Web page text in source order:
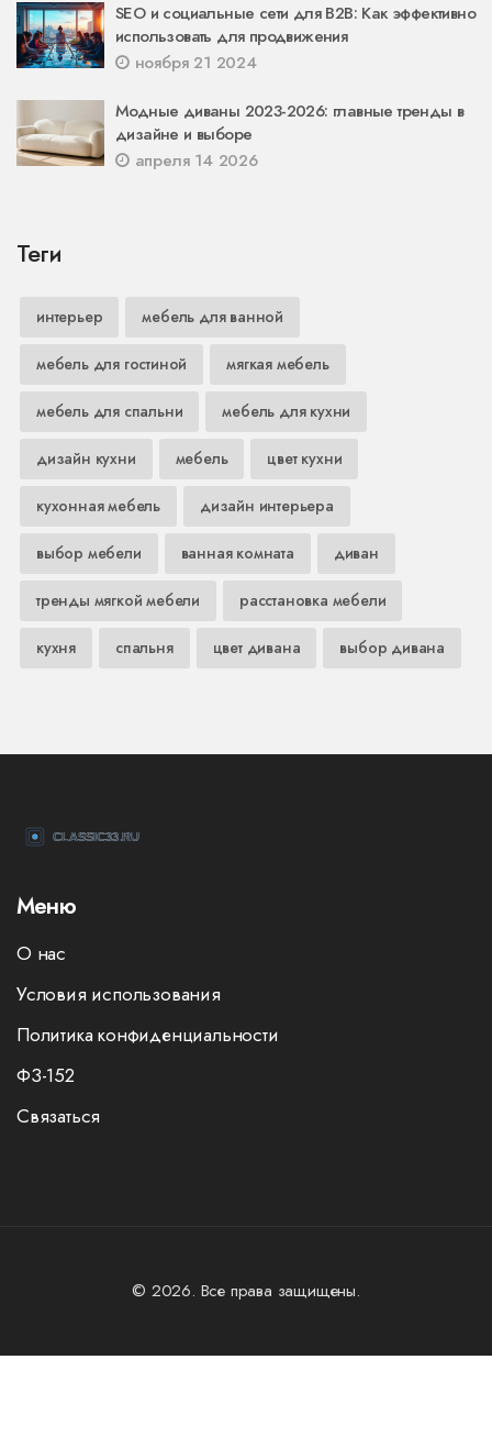
SEO и социальные сети для B2B: Как эффективно
использовать для продвижения
ноября 21 2024
Модные диваны 2023-2026: главные тренды в
дизайне и выборе
апреля 14 2026
Теги
интерьер мебель для ванной
мебель для гостиной мягкая мебель
мебель для спальни мебель для кухни
дизайн кухни мебель цвет кухни
кухонная мебель дизайн интерьера
выбор мебели ванная комната диван
тренды мягкой мебели расстановка мебели
кухня спальня цвет дивана выбор дивана
Меню
О нас
Условия использования
Политика конфиденциальности
ФЗ-152
Связаться
© 2026. Все права защищены.